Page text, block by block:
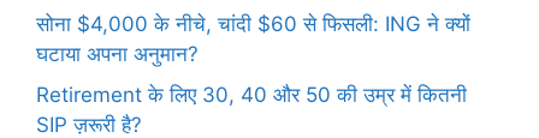
सोना $4,000 के नीचे, चांदी $60 से फिसली: ING ने क्यों
घटाया अपना अनुमान?
Retirement के लिए 30, 40 और 50 की उम्र में कितनी
SIP ज़रूरी है?